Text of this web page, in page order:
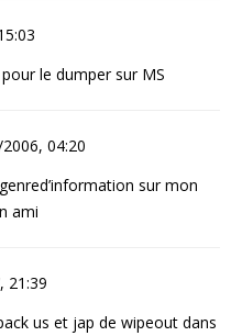
le dumper sur MS
04:20
sur mon
ami
21:39
us et jap de wipeout dans